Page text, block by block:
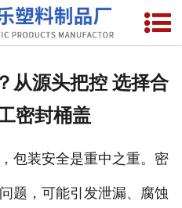
网站首页
从源头把控 选择合
密封桶盖
装安全是重中之重。密
题，可能引发泄漏、腐蚀